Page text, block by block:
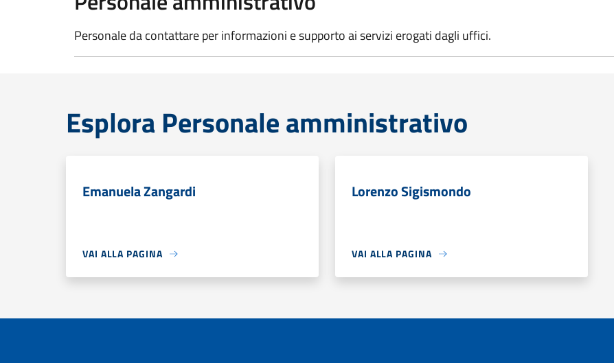
Personale da contattare per informazioni e supporto ai servizi erogati dagli uffici.
Esplora Personale amministrativo
Emanuela Zangardi
VAI ALLA PAGINA
Lorenzo Sigismondo
VAI ALLA PAGINA